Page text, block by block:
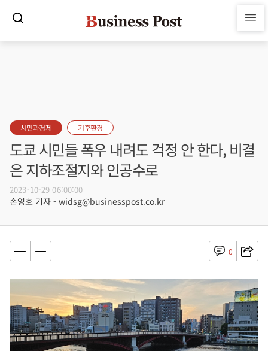
시민과경제 기후환경
도쿄 시민들 폭우 내려도 걱정 안 한다, 비결
은 지하조절지와 인공수로
2023-10-29 06:00:00
손영호 기자 - widsg@businesspost.co.kr
0